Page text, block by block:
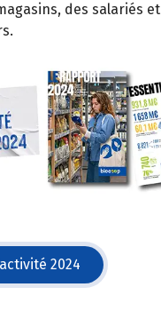
des salariés
2024
(s'ouvre dans une